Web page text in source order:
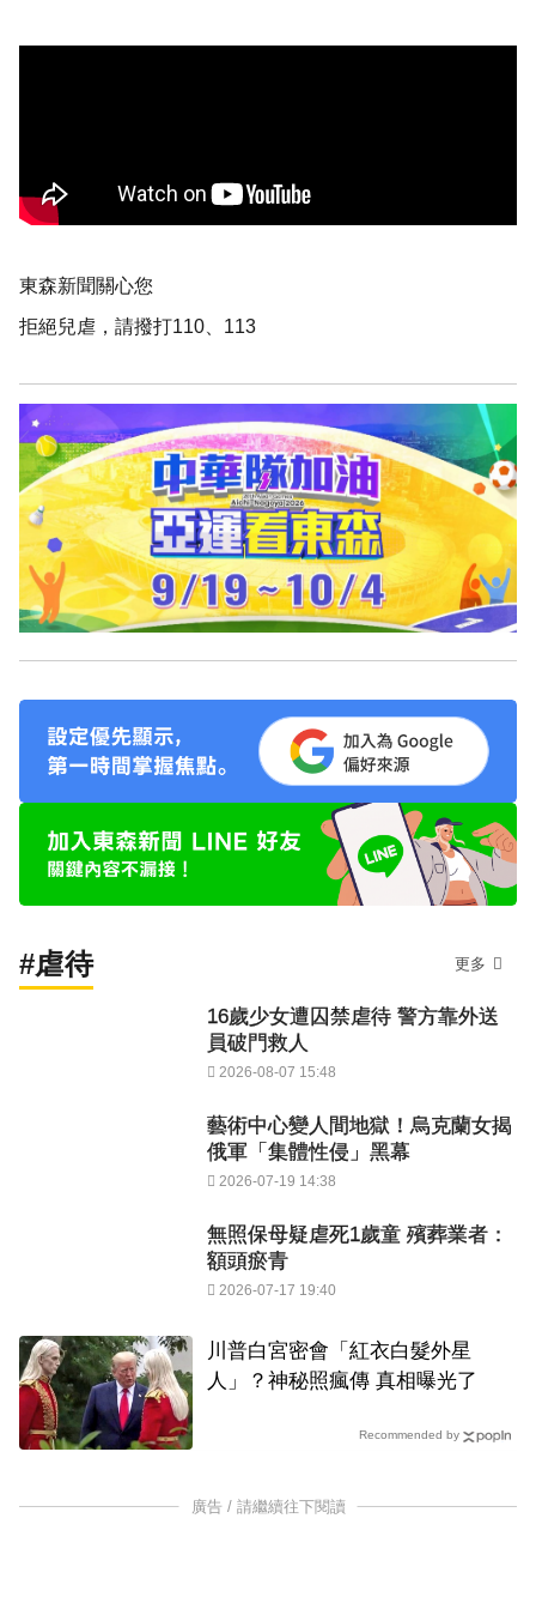
東森新聞關心您
拒絕兒虐，請撥打110、113
#虐待 更多
16歲少女遭囚禁虐待 警方靠外送
員破門救人
2026-08-07 15:48
藝術中心變人間地獄！烏克蘭女揭
俄軍「集體性侵」黑幕
2026-07-19 14:38
無照保母疑虐死1歲童 殯葬業者：
額頭瘀青
2026-07-17 19:40
川普白宮密會「紅衣白髮外星
人」？神秘照瘋傳 真相曝光了
Recommended by
廣告 / 請繼續往下閱讀